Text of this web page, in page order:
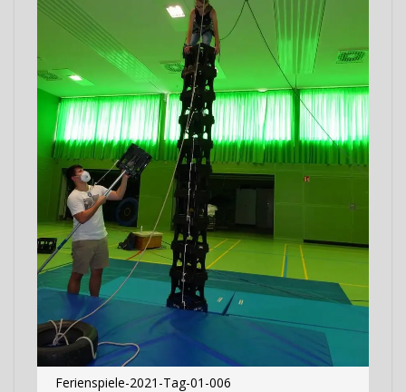
Ferienspiele-2021-Tag-01-006